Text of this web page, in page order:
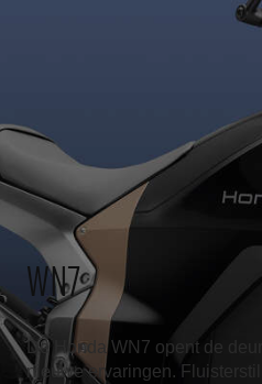
WN7
De Honda WN7 opent de
nieuwe ervaringen.